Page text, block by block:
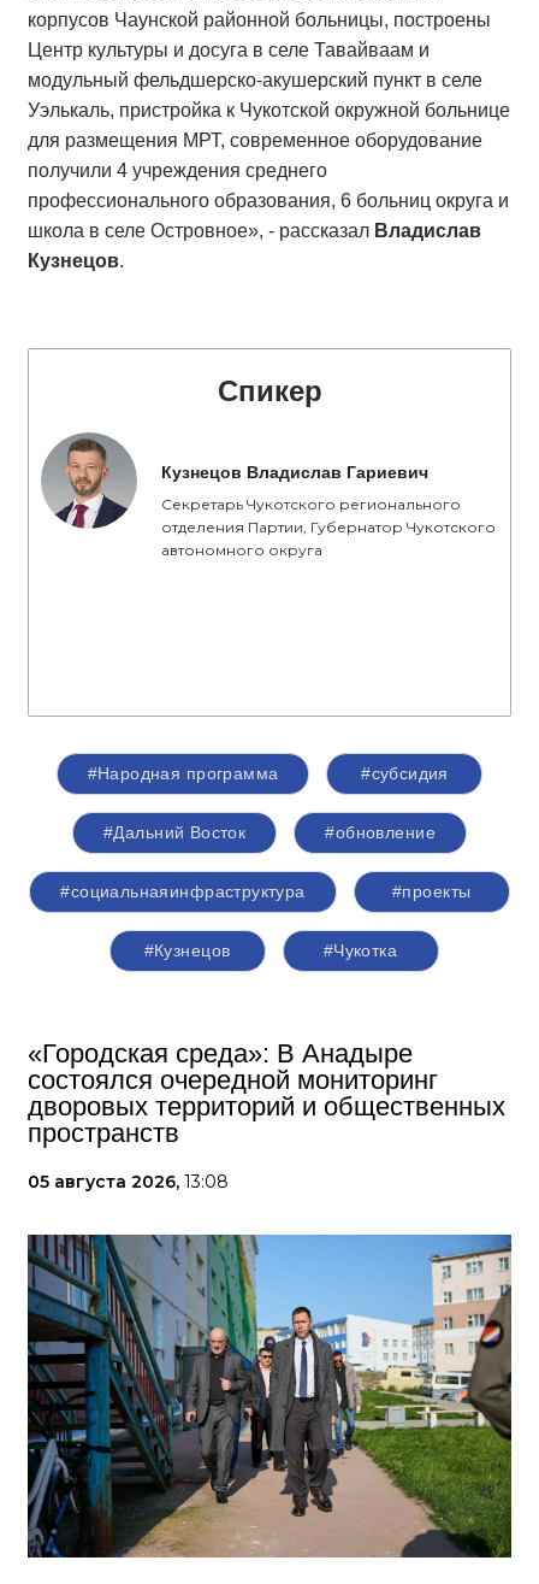
корпусов Чаунской районной больницы, построены
Центр культуры и досуга в селе Тавайваам и
модульный фельдшерско-акушерский пункт в селе
Уэлькаль, пристройка к Чукотской окружной больнице
для размещения МРТ, современное оборудование
получили 4 учреждения среднего
профессионального образования, 6 больниц округа и
школа в селе Островное», - рассказал Владислав
Кузнецов.
Спикер
Кузнецов Владислав Гариевич
Секретарь Чукотского регионального
отделения Партии, Губернатор Чукотского
автономного округа
#Народная программа #субсидия
#Дальний Восток #обновление
#социальнаяинфраструктура #проекты
#Кузнецов #Чукотка
«Городская среда»: В Анадыре
состоялся очередной мониторинг
дворовых территорий и общественных
пространств
05 августа 2026, 13:08